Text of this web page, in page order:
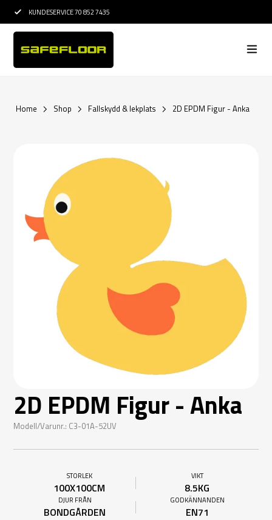
KUNDESERVICE 70 852 7435
Home Shop Fallskydd & lekplats 2D EPDM Figur - Anka
2D EPDM Figur - Anka
Modell/Varunr.: C3-01A-52UV
STORLEK
100X100CM
VIKT
8.5KG
DJUR FRÅN
BONDGÅRDEN
GODKÄNNANDEN
EN71